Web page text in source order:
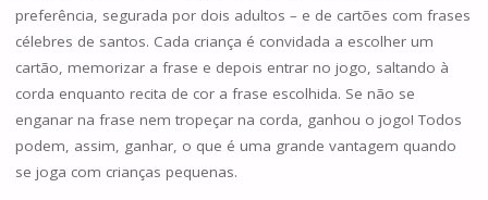
preferência, segurada por dois adultos – e de cartões com frases
célebres de santos. Cada criança é convidada a escolher um
cartão, memorizar a frase e depois entrar no jogo, saltando à
corda enquanto recita de cor a frase escolhida. Se não se
enganar na frase nem tropeçar na corda, ganhou o jogo! Todos
podem, assim, ganhar, o que é uma grande vantagem quando
se joga com crianças pequenas.